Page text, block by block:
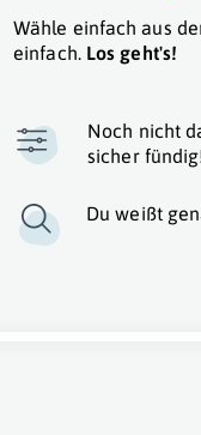
Wähle einfach aus
einfach. Los geht's!
Noch nicht
sicher
Du weißt